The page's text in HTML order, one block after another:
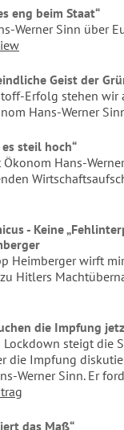
eng beim Staat“
Werner Sinn über
Geist der
Erfolg stehen wir
Hans-Werner
steil hoch“
Hans-
- Keine
Heimberger wirft
Hitlers
die Impfung
steigt die
die Impfung
Werner Sinn. Er
das Maß“